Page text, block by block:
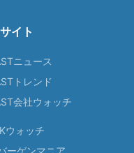
イト
ニュース
トレンド
会社ウォッチ
ウォッチ
ーゲンマニア